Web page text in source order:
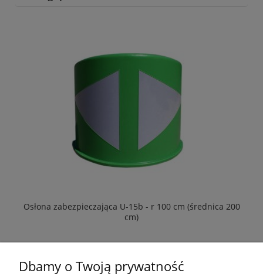
Osłona zabezpieczająca U-15b - r 100 cm (średnica 200
cm)
Dbamy o Twoją prywatność